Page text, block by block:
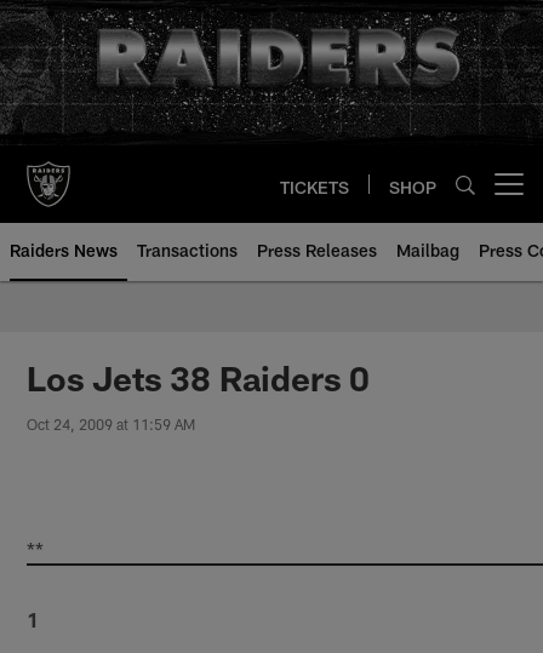
Skip
to
main
content
TICKETS SHOP
Raiders News Transactions Press Releases Mailbag Press
Los Jets 38 Raiders 0
Oct 24, 2009 at 11:59 AM
**
1